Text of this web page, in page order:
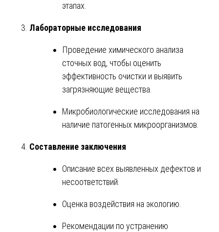
этапах.
Лабораторные исследования
Проведение химического анализа
сточных вод, чтобы оценить
эффективность очистки и выявить
загрязняющие вещества.
Микробиологические исследования на
наличие патогенных микроорганизмов.
Составление заключения
Описание всех выявленных дефектов и
несоответствий.
Оценка воздействия на экологию.
Рекомендации по устранению